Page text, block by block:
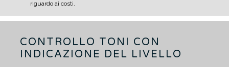
riguardo ai costi.
CONTROLLO TONI CON
INDICAZIONE DEL LIVELLO